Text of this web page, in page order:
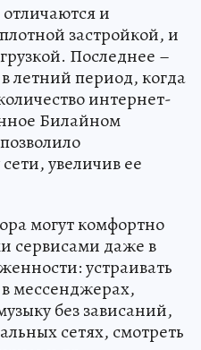
и
застройкой, и
Последнее –
летний период, когда
интернет-
Билайном
увеличив ее
могут комфортно
сервисами даже в
устраивать
мессенджерах,
без зависаний,
сетях, смотреть